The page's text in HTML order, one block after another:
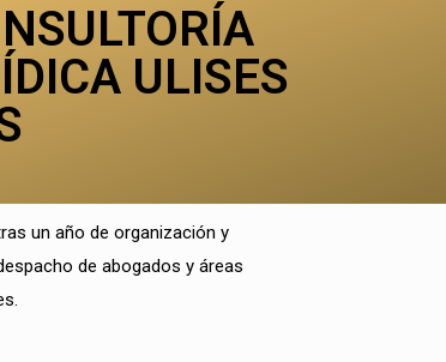
ULISES
un año de organización y
de abogados y áreas